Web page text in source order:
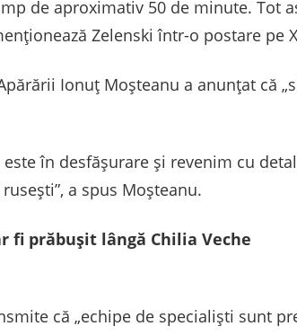
de aproximativ 50 de minute. Tot
Zelenski într-o postare pe
Ionuț Moșteanu a anunțat că
este în desfășurare și revenim cu
a spus Moșteanu.
fi prăbușit lângă Chilia Veche
că „echipe de specialiști sunt